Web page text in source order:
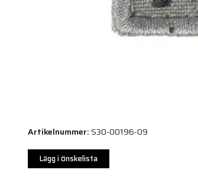
Artikelnummer:S30-00196-09
Lägg i önskelista